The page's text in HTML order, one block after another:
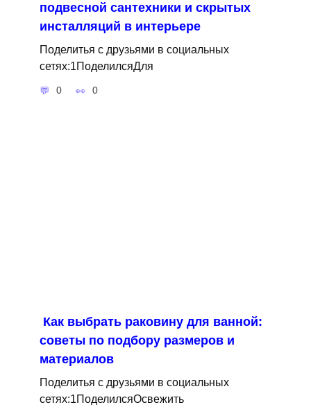
подвесной сантехники и скрытых
инсталляций в интерьере
Поделитья с друзьями в социальных
сетях:1ПоделилсяДля
0 0
Как выбрать раковину для ванной:
советы по подбору размеров и
материалов
Поделитья с друзьями в социальных
сетях:1ПоделилсяОсвежить